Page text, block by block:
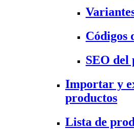
Códigos
SEO del
Importar y
productos
Lista de